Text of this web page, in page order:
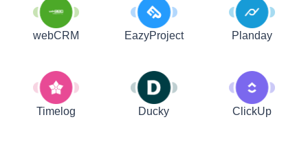
webCRM EazyProject Planday
Timelog Ducky ClickUp